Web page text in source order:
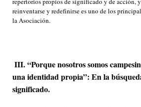
reinventarse y redefinirse es uno de los
la Asociación.
III. “Porque nosotros somos
una identidad propia”: En la
significado.